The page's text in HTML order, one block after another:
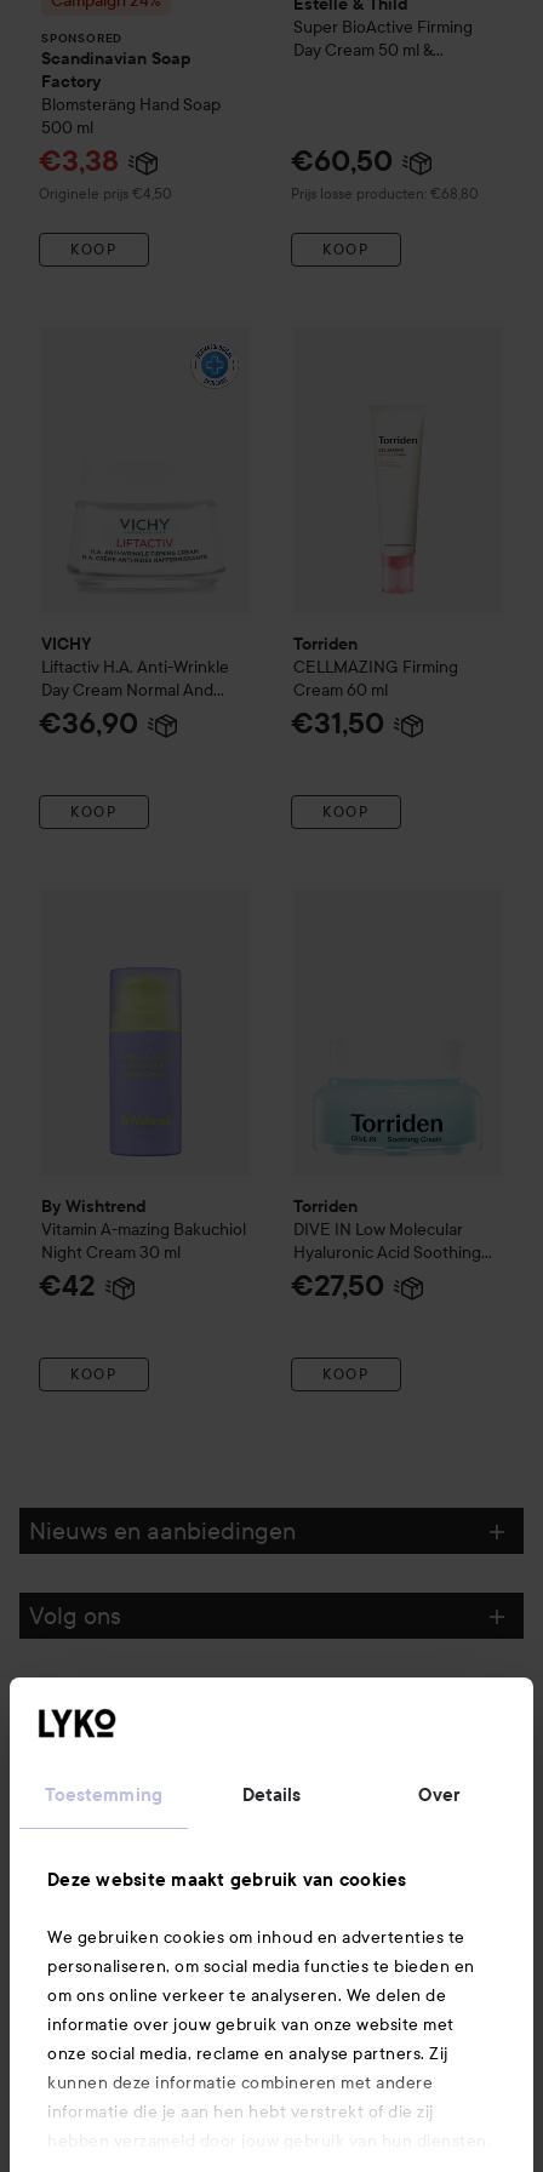
Toestemming Details Over
Deze website maakt gebruik van cookies
We gebruiken cookies om inhoud en advertenties te
personaliseren, om social media functies te bieden en
om ons online verkeer te analyseren. We delen de
informatie over jouw gebruik van onze website met
onze social media, reclame en analyse partners. Zij
kunnen deze informatie combineren met andere
informatie die je aan hen hebt verstrekt of die zij
hebben verzameld door jouw gebruik van hun diensten.
SPONSORED
Scandinavian Soap
Factory
Blomsteräng Hand Soap
500 ml
Aanbiedingsprijs
€3,38
Originele prijs €4,50
Normale prijs €4,50
KOOP
Super BioActive Firming
Day Cream 50 ml &
€60,50
Prijs losse producten: €68,80
KOOP
VICHY
Liftactiv H.A. Anti-Wrinkle
Day Cream Normal And
Combination Skin
€36,90
KOOP
H.A. Anti-Wrinkle Day Cream Normal And
Torriden
CELLMAZING Firming
Cream 60 ml
€31,50
KOOP
By Wishtrend
Vitamin A-mazing Bakuchiol
Night Cream 30 ml
€42
KOOP
Torriden
DIVE IN Low Molecular
Hyaluronic Acid Soothing
Cream 100 ml
€27,50
KOOP
Nieuws en aanbiedingen
Volg ons
Informatie
Ook interessant
Download hier onze app